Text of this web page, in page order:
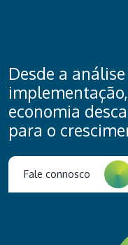
Desde a
economia
para o
Fale connosco